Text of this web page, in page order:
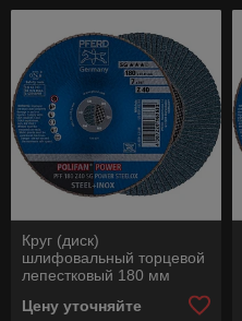
Круг (диск)
шлифовальный торцевой
лепестковый 180 мм
POLIFAN PFF 180 Z40 SG
POWER STEELOX, Pferd,
Цену уточняйте